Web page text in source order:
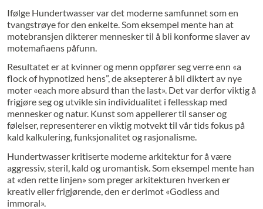
Ifølge Hundertwasser var det moderne samfunnet som en
tvangs­trøye for den enkelte. Som eksempel mente han at
motebransjen dikterer mennesker til å bli konforme slaver av
motemafiaens påfunn.
Resultatet er at kvinner og menn oppfører seg verre enn «a
flock of hypnotized hens”, de aksepterer å bli diktert av nye
moter «each more absurd than the last». Det var derfor viktig å
frigjøre seg og utvikle sin individualitet i fellesskap med
mennesker og natur. Kunst som appellerer til sanser og
følelser, representerer en viktig motvekt til vår tids fokus på
kald kalkulering, funksjonalitet og rasjonalisme.
Hundertwasser kritiserte moderne arkitektur for å være
aggressiv, steril, kald og uromantisk. Som eksempel mente han
at «den rette linjen» som preger arkitekturen hverken er
kreativ eller frigjørende, den er derimot «Godless and
immoral».